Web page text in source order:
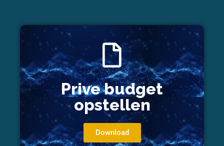
Prive budget
opstellen
Download